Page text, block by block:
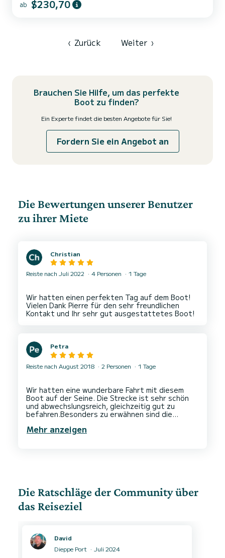
Buchung daran, das Gezeitenverzeichnis des Hafens von Saint-
ab $230,70
‹ Zurück Weiter ›
Brauchen Sie Hilfe, um das perfekte
Boot zu finden?
Ein Experte findet die besten Angebote für Sie!
Fordern Sie ein Angebot an
Die Bewertungen unserer Benutzer
zu ihrer Miete
Christian
Reiste nach Juli 2022 4 Personen 1 Tage
Wir hatten einen perfekten Tag auf dem Boot!
Vielen Dank Pierre für den sehr freundlichen
Petra
Reiste nach August 2018 2 Personen 1 Tage
Wir hatten eine wunderbare Fahrt mit diesem
Boot auf der Seine. Die Strecke ist sehr schön
und abwechslungsreich, gleichzeitig gut zu
befahren.Besonders zu erwähnen sind die
Sonnendeck lässt sich mit einem Tisch umbauen,
Navi, digitale Geschwindigkeits- und
Mehr anzeigen
Die Ratschläge der Community über
das Reiseziel
David
Dieppe Port
Juli 2024